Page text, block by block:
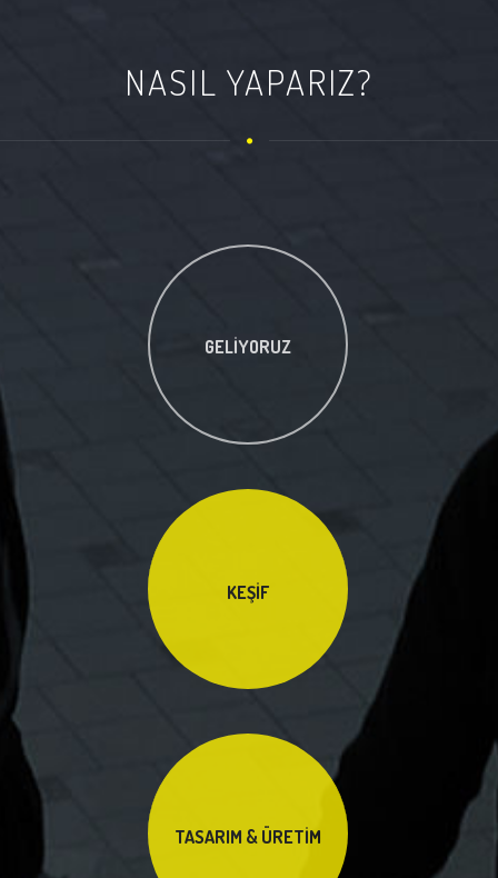
NASIL YAPARIZ?
GELİYORUZ
KEŞİF
TASARIM & ÜRETİM